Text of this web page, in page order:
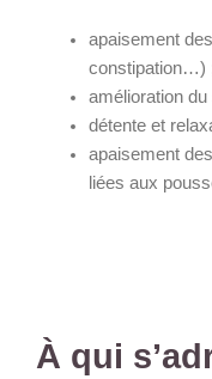
apaisement
constipation…)
amélioration
détente et
apaisement
liées aux
À qui